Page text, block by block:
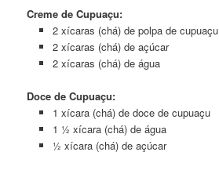
Creme de Cupuaçu:
2 xícaras (chá) de polpa de cupuaçu
2 xícaras (chá) de açúcar
2 xícaras (chá) de água
Doce de Cupuaçu:
1 xícara (chá) de doce de cupuaçu
1 ½ xícara (chá) de água
½ xícara (chá) de açúcar